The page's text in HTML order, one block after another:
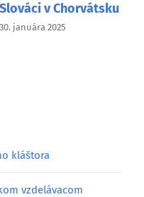
kláštora
vzdelávacom